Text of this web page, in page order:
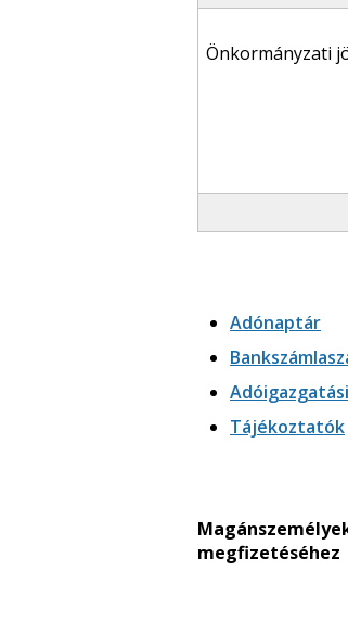
Önkormányzati
Adónaptár
Tájékoztatók
megfizetéséhez